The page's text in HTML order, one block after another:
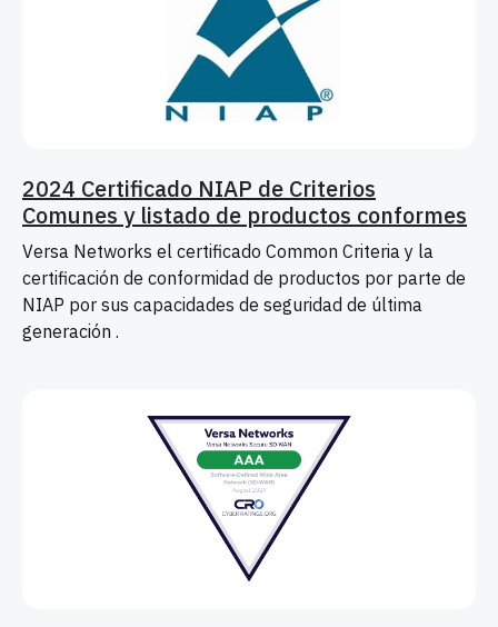
2024 Certificado NIAP de Criterios
Comunes y listado de productos conformes
Versa Networks el certificado Common Criteria y la
certificación de conformidad de productos por parte de
NIAP por sus capacidades de seguridad de última
generación .